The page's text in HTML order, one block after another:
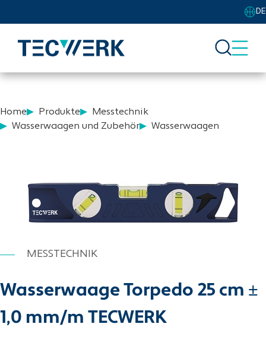
DE
Home Produkte
Messtechnik
Wasserwaagen und Zubehör
Wasserwaagen
MESSTECHNIK
Wasserwaage Torpedo 25 cm ±
1,0 mm/m TECWERK